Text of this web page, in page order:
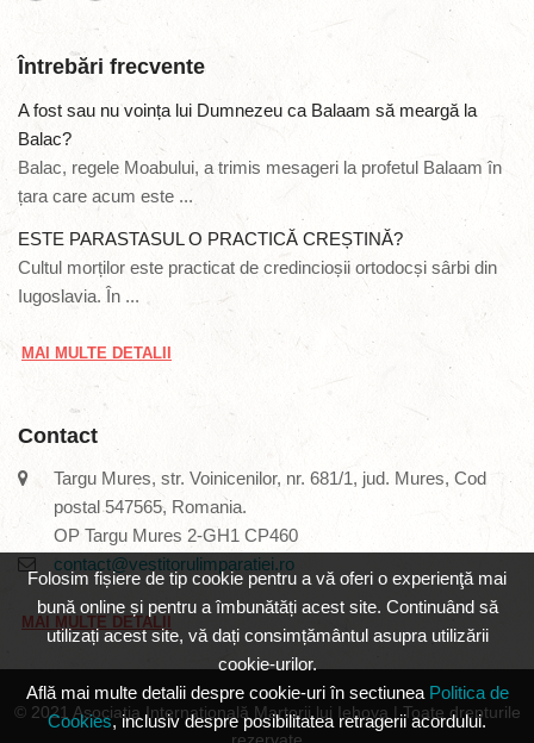
Întrebări frecvente
A fost sau nu voința lui Dumnezeu ca Balaam să meargă la
Balac?
Balac, regele Moabului, a trimis mesageri la profetul Balaam în
țara care acum este ...
ESTE PARASTASUL O PRACTICĂ CREȘTINĂ?
Cultul morților este practicat de credincioșii ortodocși sârbi din
Iugoslavia. În ...
MAI MULTE DETALII
Contact
Targu Mures, str. Voinicenilor, nr. 681/1, jud. Mures, Cod
postal 547565, Romania.
OP Targu Mures 2-GH1 CP460
contact@vestitorulimparatiei.ro
MAI MULTE DETALII
© 2021 Asociația Internațională Martorii lui Iehova | Toate drepturile
Folosim fișiere de tip cookie pentru a vă oferi o experienţă mai
bună online și pentru a îmbunătăți acest site. Continuând să
utilizați acest site, vă dați consimțământul asupra utilizării
cookie-urilor.
Află mai multe detalii despre cookie-uri în sectiunea Politica de
Cookies, inclusiv despre posibilitatea retragerii acordului.